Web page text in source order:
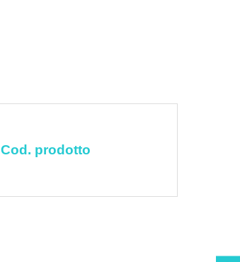
Cod. prodotto